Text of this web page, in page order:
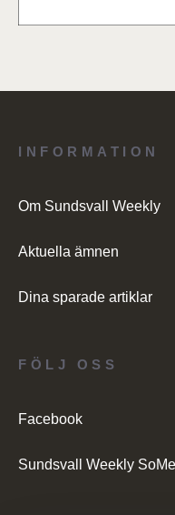
INFORMATION
Om Sundsvall Weekly
Aktuella ämnen
Dina sparade artiklar
FÖLJ OSS
Facebook
Sundsvall Weekly SoMe